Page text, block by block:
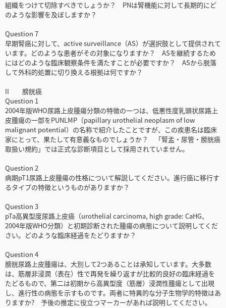
組織をつけて切除すべきでしょうか？ PNは腎機能に対して長期的にど
のような影響を及ぼしますか？
Question 7
早期腎癌に対して、active surveillance（AS）が選択肢として提供されて
います。どのような患者がその対象になりますか？ ASを継続するため
にはどのような臨床観察条件を満たすことが必要ですか？ ASから脱落
して外科的処置に切り換える根拠は何ですか？
II 膀胱癌
Question 1
2004年版WHO尿路上皮腫瘍分類の特徴の一つは、低悪性度乳頭状尿路上
皮腫瘍の一部をPUNLMP（papillary urothelial neoplasm of low
malignant potential）の名称で紹介したことですが、この疾患名は臨床
家にとって、果たして有意義なものでしょうか？ 「腎盂・尿管・膀胱癌
取扱い規約」では正式な診断項目として採用されていません。
Question 2
病期pT1尿路上皮腫瘍の性格について解説してください。進行癌に移行す
るタイプの特徴というものがありますか？
Question 3
pTa高異型度尿路上皮癌（urothelial carcinoma, high grade: CaHG、
2004年版WHO分類）と初期診断された腫瘍の病態について説明してくだ
さい。どのような臨床経過をたどりますか？
Question 4
膀胱尿路上皮腫瘍は、大別して2つあることは承知しています。大多数
は、筋層非浸潤（表在）性で再発を繰り返すが比較的良好の臨床経過を
たどるもので、第二は初期から高異型度（筋層）浸潤性腫瘍として出現
し、進行性の病態を示すものです。両者に特異的な分子生物学的特徴はあ
りますか? 予後の推定に役立つマーカーがあれば説明してください。